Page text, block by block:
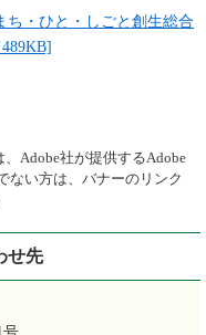
・ひと・しごと創生総合
Adobe社が提供するAdobe
ない方は、バナーのリンク
せ先